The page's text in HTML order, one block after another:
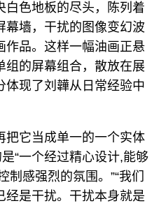
白色地板的尽头，陈列着
幕墙，干扰的图像变幻波
作品。这样一幅油画正悬
组的屏幕组合，散放在展
体现了刘韡从日常经验中
把它当成单一的一个实体
“一个经过精心设计,能够
感强烈的氛围。”“我们
经是干扰。干扰本身就是